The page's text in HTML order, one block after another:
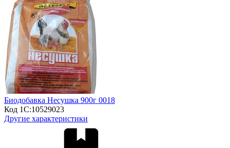
Биодобавка Несушка 900г 0018
Код 1С:10529023
Другие характеристики